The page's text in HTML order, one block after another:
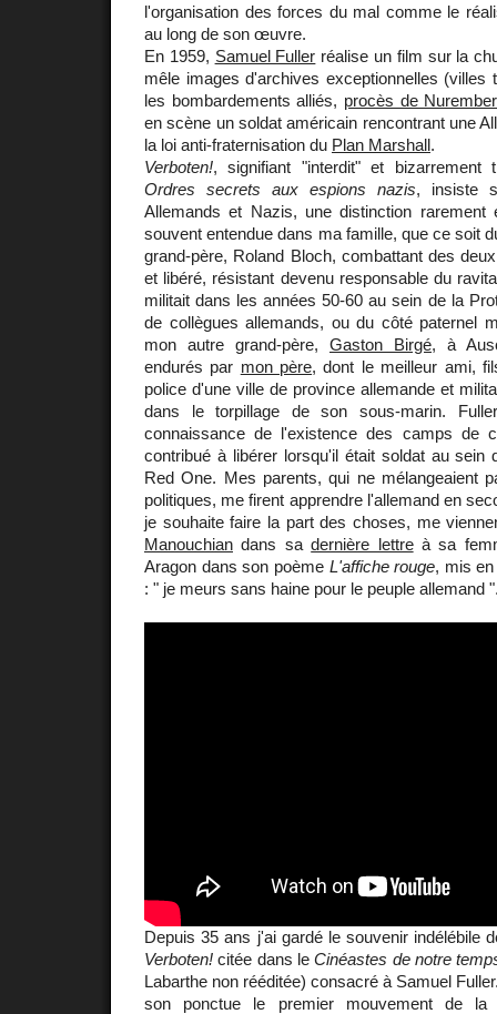
l'organisation des forces du mal comme le
au long de son œuvre.
En 1959, Samuel Fuller réalise un film sur la
mêle images d'archives exceptionnelles (villes
les bombardements alliés, procès de
en scène un soldat américain rencontrant une
la loi anti-fraternisation du Plan Marshall.
Verboten!, signifiant "interdit" et bizarrement
Ordres secrets aux espions nazis, insiste
Allemands et Nazis, une distinction rarement
souvent entendue dans ma famille, que ce soit
grand-père, Roland Bloch, combattant des
et libéré, résistant devenu responsable du
militait dans les années 50-60 au sein de la
de collègues allemands, ou du côté paternel
mon autre grand-père, Gaston Birgé, à
endurés par mon père, dont le meilleur ami,
police d'une ville de province allemande et
dans le torpillage de son sous-marin.
connaissance de l'existence des camps de
contribué à libérer lorsqu'il était soldat au sein
Red One. Mes parents, qui ne mélangeaient
politiques, me firent apprendre l'allemand en
je souhaite faire la part des choses, me
Manouchian dans sadernière lettreà sa
Aragon dans son poème L'affiche rouge, mis
: " je meurs sans haine pour le peuple allemand
Depuis 35 ans j'ai gardé le souvenir indélébile
Verboten! citée dans leCinéastes de notre
Labarthe non rééditée) consacré à Samuel
son ponctue le premier mouvement de la